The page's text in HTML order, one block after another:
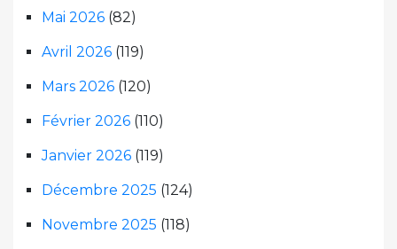
Mai 2026 (82)
Avril 2026 (119)
Mars 2026 (120)
Février 2026 (110)
Janvier 2026 (119)
Décembre 2025 (124)
Novembre 2025 (118)